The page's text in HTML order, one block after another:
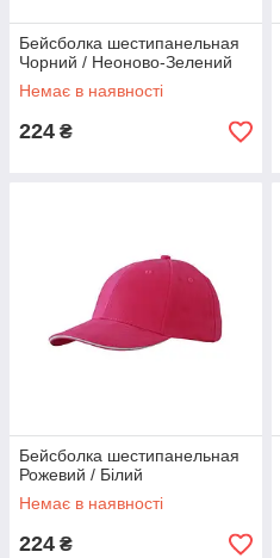
Бейсболка шестипанельная
Чорний / Неоново-Зелений
Немає в наявності
224 ₴
Бейсболка шестипанельная
Рожевий / Білий
Немає в наявності
224 ₴